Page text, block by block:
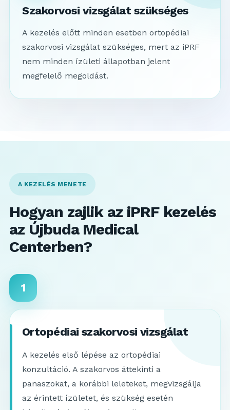
Szakorvosi vizsgálat szükséges
A kezelés előtt minden esetben ortopédiai
szakorvosi vizsgálat szükséges, mert az iPRF
nem minden ízületi állapotban jelent
megfelelő megoldást.
A KEZELÉS MENETE
Hogyan zajlik az iPRF kezelés
az Újbuda Medical
Centerben?
1
Ortopédiai szakorvosi vizsgálat
A kezelés első lépése az ortopédiai
konzultáció. A szakorvos áttekinti a
panaszokat, a korábbi leleteket, megvizsgálja
az érintett ízületet, és szükség esetén